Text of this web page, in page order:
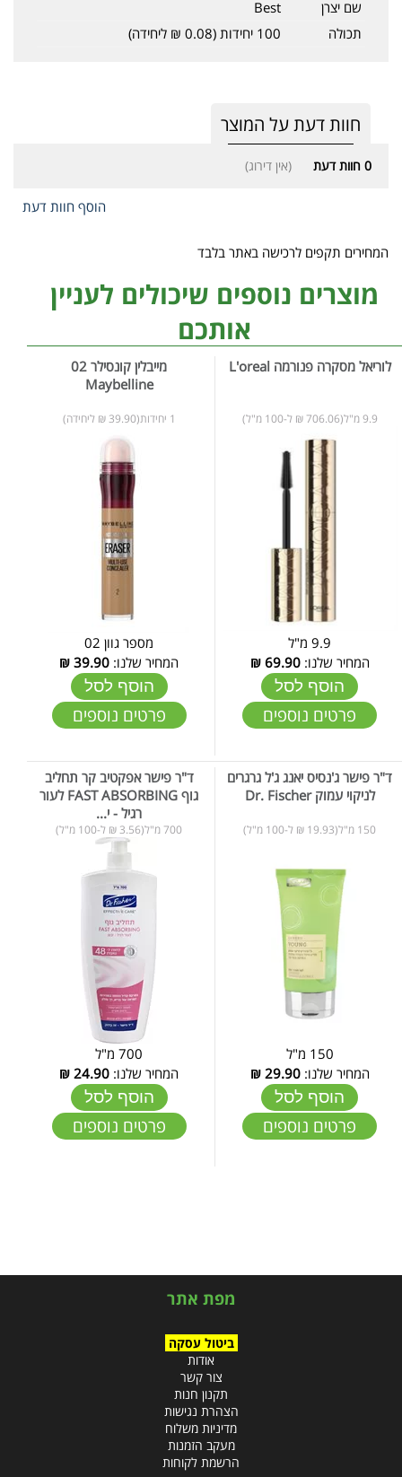
שם יצרן
Best
תכולה
100 יחידות (0.08 ₪ ליחידה)
חוות דעת על המוצר
0 חוות דעת (אין דירוג)
הוסף חוות דעת
המחירים תקפים לרכישה באתר בלבד
מוצרים נוספים שיכולים לעניין
אותכם
לוריאל מסקרה פנורמה L'oreal
9.9 מ"ל(706.06 ₪ ל-100 מ"ל)
9.9 מ"ל
המחיר שלנו:69.90
₪
הוסף לסל
פרטים נוספים
מייבלין קונסילר 02
Maybelline
1 יחידות(39.90 ₪ ליחידה)
מספר גוון 02
המחיר שלנו: 39.90
₪
הוסף לסל
פרטים נוספים
ד"ר פישר ג'נסיס יאנג ג'ל גרגרים
לניקוי עמוק Dr. Fischer
150 מ"ל(19.93 ₪ ל-100 מ"ל)
150 מ"ל
המחיר שלנו:29.90
₪
הוסף לסל
פרטים נוספים
ד"ר פישר אפקטיב קר תחליב
גוף FAST ABSORBING לעור
רגיל - י...
700 מ"ל(3.56 ₪ ל-100 מ"ל)
700 מ"ל
המחיר שלנו: 24.90
₪
הוסף לסל
פרטים נוספים
מפת אתר
ביטול עסקה
אודות
צור קשר
תקנון חנות
הצהרת נגישות
מדיניות משלוח
מעקב הזמנות
הרשמת לקוחות